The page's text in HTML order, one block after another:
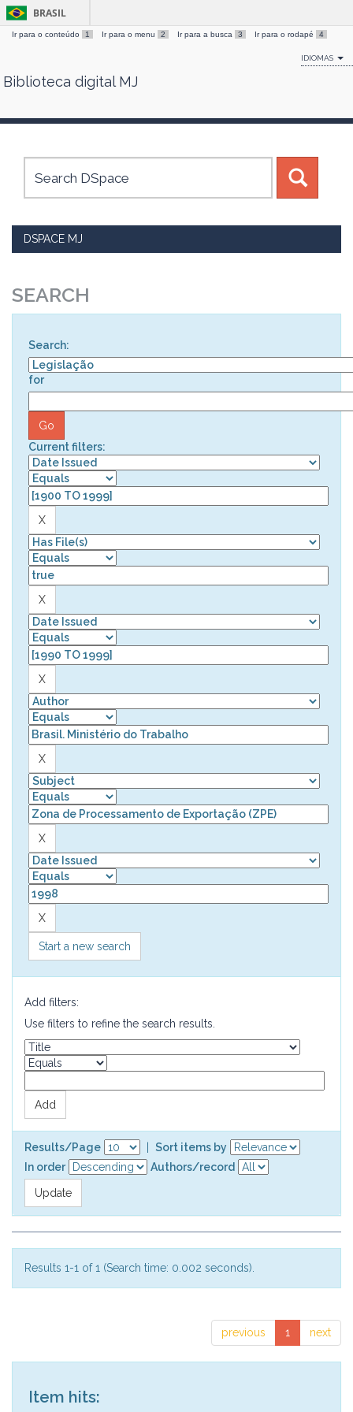
Skip
BRASIL
Ir para o conteúdo 1 Ir para o menu 2 Ir para a busca 3 Ir para o rodapé 4
IDIOMAS
Biblioteca digital MJ
DSPACE MJ
SEARCH
Search:
for
Current filters:
Start a new search
Add filters:
Use filters to refine the search results.
Results/Page
Sort items by
In order
Authors/record
Results 1-1 of 1 (Search time: 0.002 seconds).
previous 1 next
Item hits: